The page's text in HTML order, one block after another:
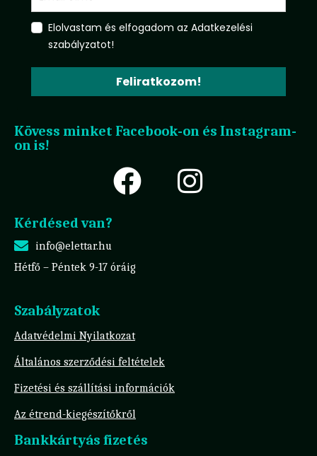
Elolvastam és elfogadom az Adatkezelési
szabályzatot!
Feliratkozom!
Kövess minket Facebook-on és Instagram-
on is!
Kérdésed van?
info@elettar.hu
Hétfő – Péntek 9-17 óráig
Szabályzatok
Adatvédelmi Nyilatkozat
Általános szerződési feltételek
Fizetési és szállítási információk
Az étrend-kiegészítőkről
Bankkártyás fizetés